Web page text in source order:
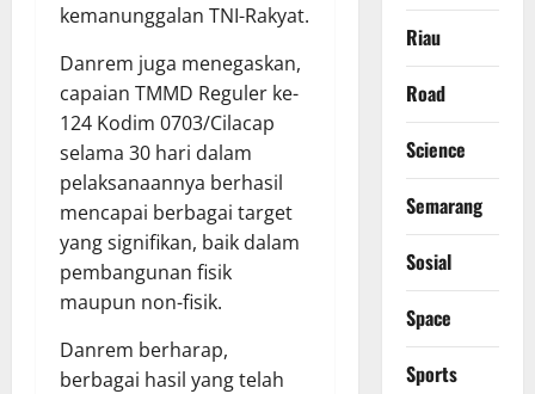
kemanunggalan TNI-Rakyat.
Danrem juga menegaskan,
capaian TMMD Reguler ke-
124 Kodim 0703/Cilacap
selama 30 hari dalam
pelaksanaannya berhasil
mencapai berbagai target
yang signifikan, baik dalam
pembangunan fisik
maupun non-fisik.
Danrem berharap,
berbagai hasil yang telah
Riau
Road
Science
Semarang
Sosial
Space
Sports